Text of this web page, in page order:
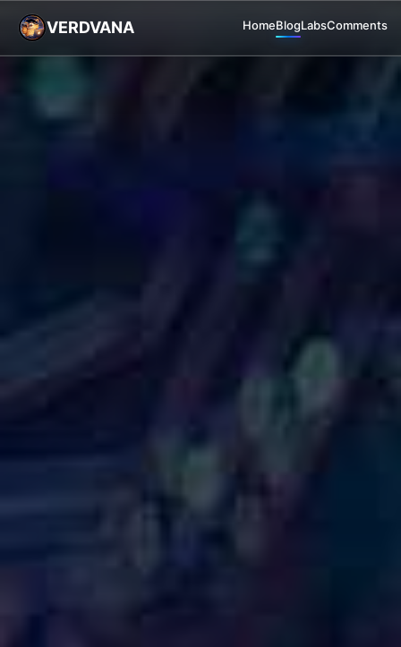
VERDVANA HomeBlogLabsComments